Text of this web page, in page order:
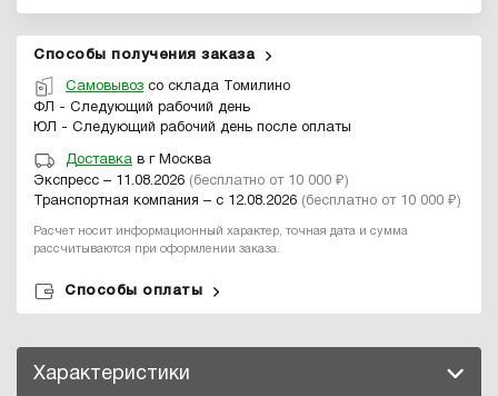
Способы получения заказа
Самовывоз со склада Томилино
ФЛ - Следующий рабочий день
ЮЛ - Следующий рабочий день после оплаты
Доставка в г Москва
Экспресс – 11.08.2026 (бесплатно от 10 000 ₽)
Транспортная компания – с 12.08.2026 (бесплатно от 10 000 ₽)
Расчет носит информационный характер, точная дата и сумма
рассчитываются при оформлении заказа.
Способы оплаты
Характеристики